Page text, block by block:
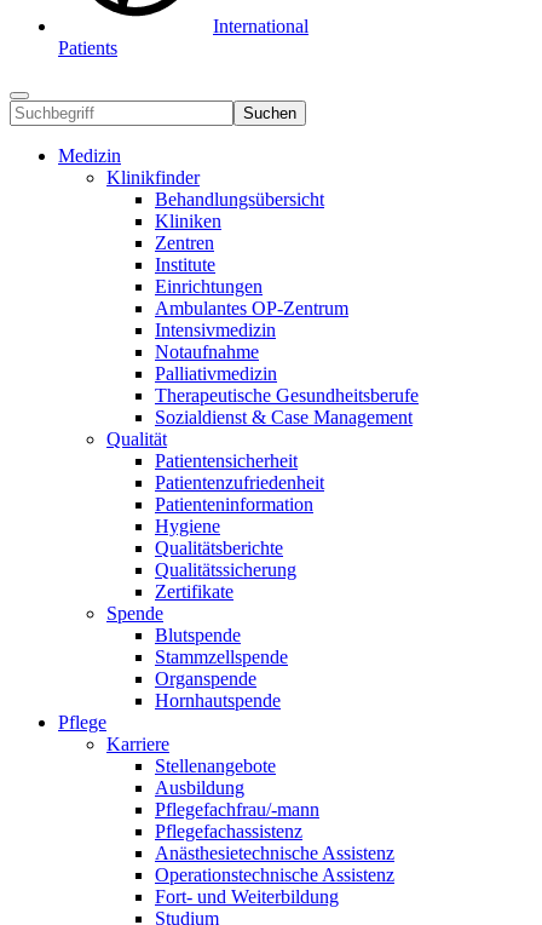
International
Patients
Suchen
Medizin
Klinikfinder
Behandlungsübersicht
Kliniken
Zentren
Institute
Einrichtungen
Ambulantes OP-Zentrum
Intensivmedizin
Notaufnahme
Palliativmedizin
Therapeutische Gesundheitsberufe
Sozialdienst & Case Management
Qualität
Patientensicherheit
Patientenzufriedenheit
Patienteninformation
Hygiene
Qualitätsberichte
Qualitätssicherung
Zertifikate
Spende
Blutspende
Stammzellspende
Organspende
Hornhautspende
Pflege
Karriere
Stellenangebote
Ausbildung
Pflegefachfrau/-mann
Pflegefachassistenz
Anästhesietechnische Assistenz
Operationstechnische Assistenz
Fort- und Weiterbildung
Studium